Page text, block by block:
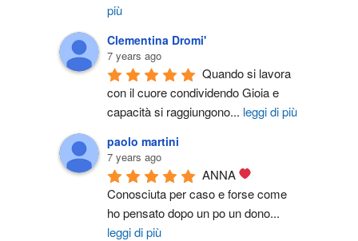
più
Clementina Dromi'
7 years ago
Quando si lavora
con il cuore condividendo Gioia e
capacità si raggiungono... leggi di più
paolo martini
7 years ago
ANNA
Conosciuta per caso e forse come
ho pensato dopo un po un dono...
leggi di più